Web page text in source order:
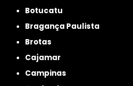
Botucatu
Bragança Paulista
Brotas
Cajamar
Campinas